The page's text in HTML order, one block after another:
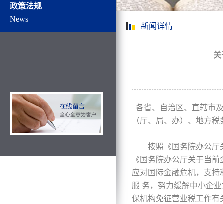
政策法规
News
新闻详情
关
各省、自治区、直辖市
（厅、局、办）、地方税
按照《国务院办公厅关
《国务院办公厅关于当
应对国际金融危机，支
服 务，努力缓解中小企
保机构免征营业税工作有